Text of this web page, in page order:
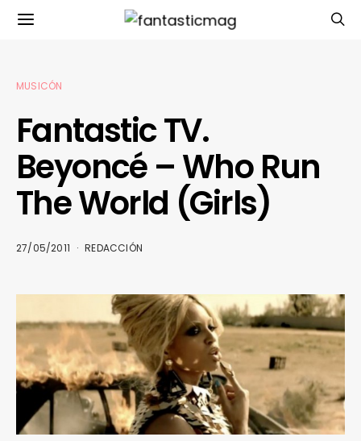
MUSICÓN
Fantastic TV.
Beyoncé – Who Run
The World (Girls)
27/05/2011 REDACCIÓN